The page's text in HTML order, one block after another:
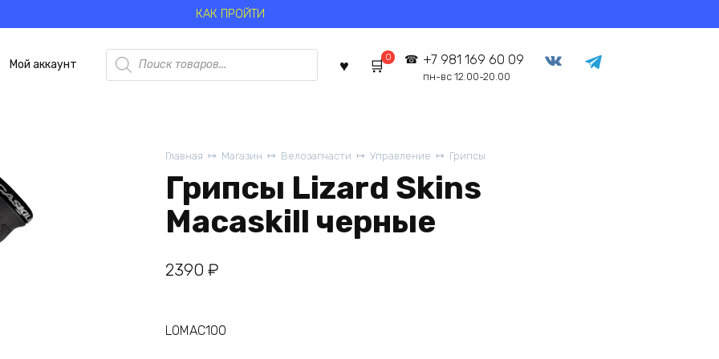
КАК ПРОЙТИ
Мой аккаунт
Поиск
товаров
0 +7 981 169 60 09
пн-вс 12.00-20.00
Главная
Магазин Велозапчасти Управление Грипсы
Грипсы Lizard Skins
Macaskill черные
2390 ₽
LOMAC100